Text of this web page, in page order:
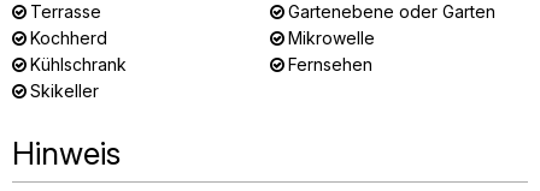
Terrasse
Gartenebene oder Garten
Kochherd
Mikrowelle
Kühlschrank
Fernsehen
Skikeller
Hinweis